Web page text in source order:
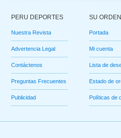
PERU DEPORTES
Nuestra Revista
Advertencia Legal
Contáctenos
Preguntas Frecuentes
Publicidad
SU ORDEN
Portada
Mi cuenta
Lista de
Estado de
Políticas de